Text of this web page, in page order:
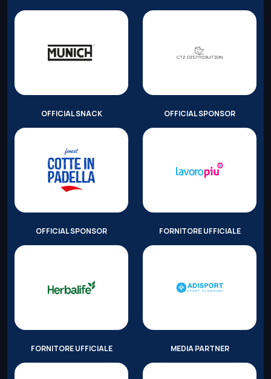
OFFICIAL SNACK OFFICIAL SPONSOR
OFFICIAL SPONSOR FORNITORE UFFICIALE
FORNITORE UFFICIALE MEDIA PARTNER